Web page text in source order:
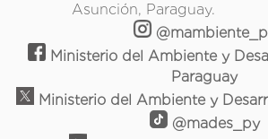
Asunción, Paraguay.
Ministerio del Ambiente y
Paraguay
Ministerio del Ambiente y
@mades_py